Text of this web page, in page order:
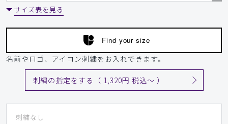
サイズ表を見る
Find your size
名前やロゴ、アイコン刺繍をお入れできます。
刺繍の指定をする（ 1,320円 税込〜 ）
刺繍なし